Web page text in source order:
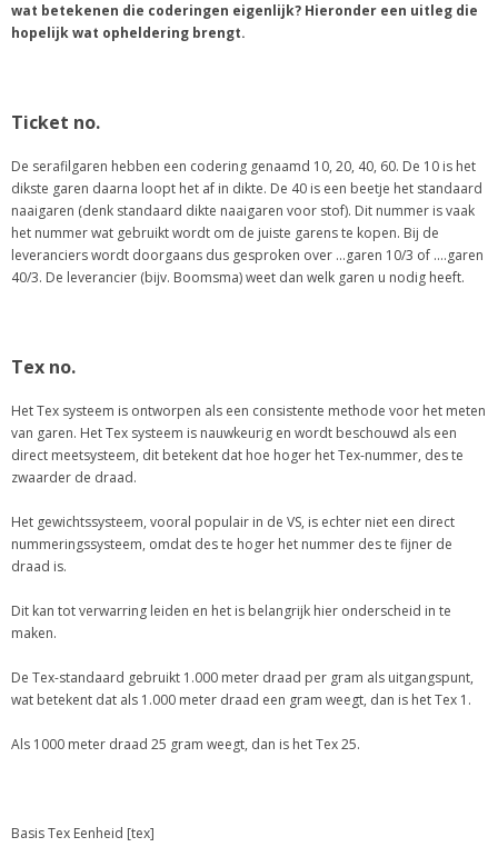
wat betekenen die coderingen eigenlijk? Hieronder een uitleg die
hopelijk wat opheldering brengt.
Ticket no.
De serafilgaren hebben een codering genaamd 10, 20, 40, 60. De 10 is het
dikste garen daarna loopt het af in dikte. De 40 is een beetje het standaard
naaigaren (denk standaard dikte naaigaren voor stof). Dit nummer is vaak
het nummer wat gebruikt wordt om de juiste garens te kopen. Bij de
leveranciers wordt doorgaans dus gesproken over …garen 10/3 of ….garen
40/3. De leverancier (bijv. Boomsma) weet dan welk garen u nodig heeft.
Tex no.
Het Tex systeem is ontworpen als een consistente methode voor het meten
van garen. Het Tex systeem is nauwkeurig en wordt beschouwd als een
direct meetsysteem, dit betekent dat hoe hoger het Tex-nummer, des te
zwaarder de draad.
Het gewichtssysteem, vooral populair in de VS, is echter niet een direct
nummeringssysteem, omdat des te hoger het nummer des te fijner de
draad is.
Dit kan tot verwarring leiden en het is belangrijk hier onderscheid in te
maken.
De Tex-standaard gebruikt 1.000 meter draad per gram als uitgangspunt,
wat betekent dat als 1.000 meter draad een gram weegt, dan is het Tex 1.
Als 1000 meter draad 25 gram weegt, dan is het Tex 25.
Basis Tex Eenheid [tex]